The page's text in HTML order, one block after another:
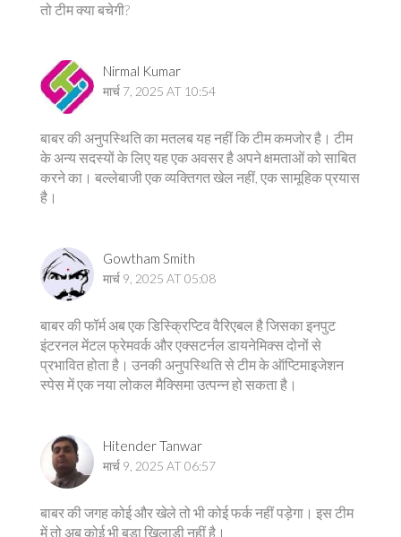
तो टीम क्या बचेगी?
Nirmal Kumar
मार्च 7, 2025 AT 10:54
बाबर की अनुपस्थिति का मतलब यह नहीं कि टीम कमजोर है। टीम
के अन्य सदस्यों के लिए यह एक अवसर है अपने क्षमताओं को साबित
करने का। बल्लेबाजी एक व्यक्तिगत खेल नहीं, एक सामूहिक प्रयास
है।
Gowtham Smith
मार्च 9, 2025 AT 05:08
बाबर की फॉर्म अब एक डिस्क्रिप्टिव वैरिएबल है जिसका इनपुट
इंटरनल मेंटल फ्रेमवर्क और एक्सटर्नल डायनेमिक्स दोनों से
प्रभावित होता है। उनकी अनुपस्थिति से टीम के ऑप्टिमाइजेशन
स्पेस में एक नया लोकल मैक्सिमा उत्पन्न हो सकता है।
Hitender Tanwar
मार्च 9, 2025 AT 06:57
बाबर की जगह कोई और खेले तो भी कोई फर्क नहीं पड़ेगा। इस टीम
में तो अब कोई भी बड़ा खिलाड़ी नहीं है।